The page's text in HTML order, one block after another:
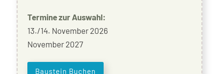
Termine zur Auswahl:
13./14. November 2026
November 2027
Baustein Buchen